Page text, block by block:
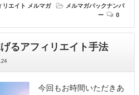
リエイト メルマガ
メルマガバックナンバ
ー
0
るアフィリエイト手法
今回もお時間いただきあ